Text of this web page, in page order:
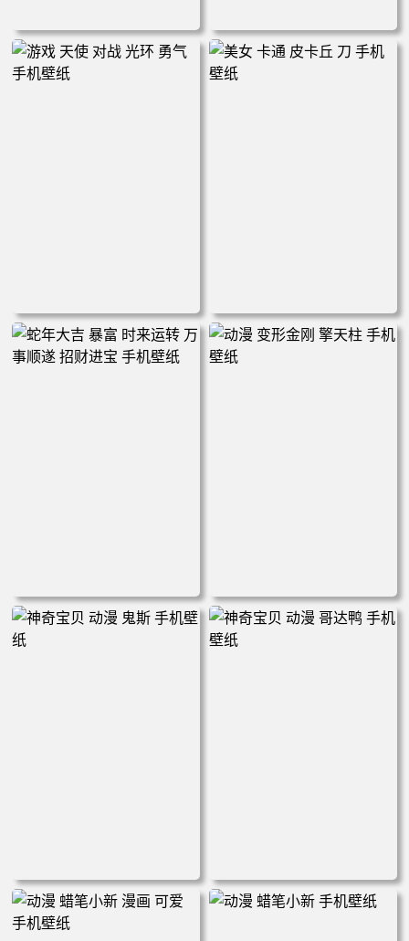
看看几点了 起床赚钱了 手机
壁纸
睡个好觉 明天醒来就发财 手
机壁纸
游戏 天使 对战 光环 勇气 手
机壁纸
美女 卡通 皮卡丘 刀 手机壁纸
蛇年大吉 暴富 时来运转 万事
顺遂 招财进宝 手机壁纸
动漫 变形金刚 擎天柱 手机壁
纸
神奇宝贝 动漫 鬼斯 手机壁纸
神奇宝贝 动漫 哥达鸭 手机壁